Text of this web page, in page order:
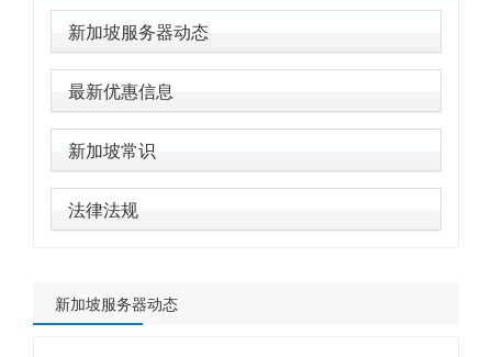
新加坡服务器动态
最新优惠信息
新加坡常识
法律法规
新加坡服务器动态